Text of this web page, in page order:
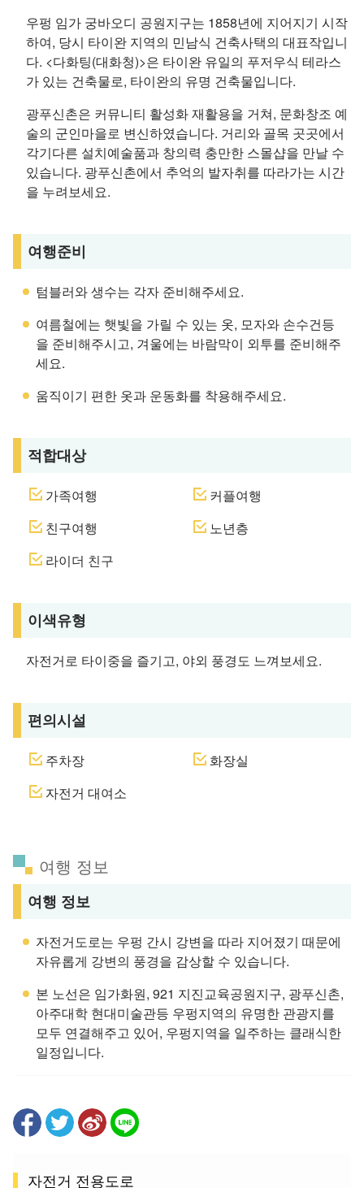
우펑 임가 궁바오디 공원지구는 1858년에 지어지기 시작
하여, 당시 타이완 지역의 민남식 건축사택의 대표작입니
다. <다화팅(대화청)>은 타이완 유일의 푸저우식 테라스
가 있는 건축물로, 타이완의 유명 건축물입니다.
광푸신촌은 커뮤니티 활성화 재활용을 거쳐, 문화창조 예
술의 군인마을로 변신하였습니다. 거리와 골목 곳곳에서
각기다른 설치예술품과 창의력 충만한 스몰샵을 만날 수
있습니다. 광푸신촌에서 추억의 발자취를 따라가는 시간
을 누려보세요.
여행준비
텀블러와 생수는 각자 준비해주세요.
여름철에는 햇빛을 가릴 수 있는 옷, 모자와 손수건등
을 준비해주시고, 겨울에는 바람막이 외투를 준비해주
세요.
움직이기 편한 옷과 운동화를 착용해주세요.
적합대상
가족여행
커플여행
친구여행
노년층
라이더 친구
이색유형
자전거로 타이중을 즐기고, 야외 풍경도 느껴보세요.
편의시설
주차장
화장실
자전거 대여소
여행 정보
여행 정보
자전거도로는 우펑 간시 강변을 따라 지어졌기 때문에
자유롭게 강변의 풍경을 감상할 수 있습니다.
본 노선은 임가화원, 921 지진교육공원지구, 광푸신촌,
아주대학 현대미술관등 우펑지역의 유명한 관광지를
모두 연결해주고 있어, 우펑지역을 일주하는 클래식한
일정입니다.
자전거 전용도로